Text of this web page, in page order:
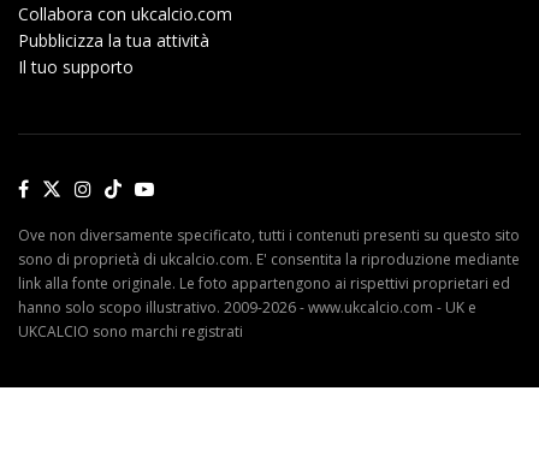
Collabora con ukcalcio.com
Pubblicizza la tua attività
Il tuo supporto
Ove non diversamente specificato, tutti i contenuti presenti su questo sito
sono di proprietà di ukcalcio.com. E' consentita la riproduzione mediante
link alla fonte originale. Le foto appartengono ai rispettivi proprietari ed
hanno solo scopo illustrativo. 2009-2026 - www.ukcalcio.com - UK e
UKCALCIO sono marchi registrati